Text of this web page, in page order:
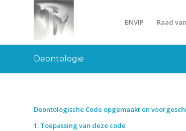
BNVIP Raad
Deontologie
Deontologische Code opgemaakt en
1. Toepassing van deze code